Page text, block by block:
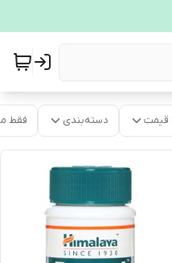
قیمت دسته‌بندی فقط